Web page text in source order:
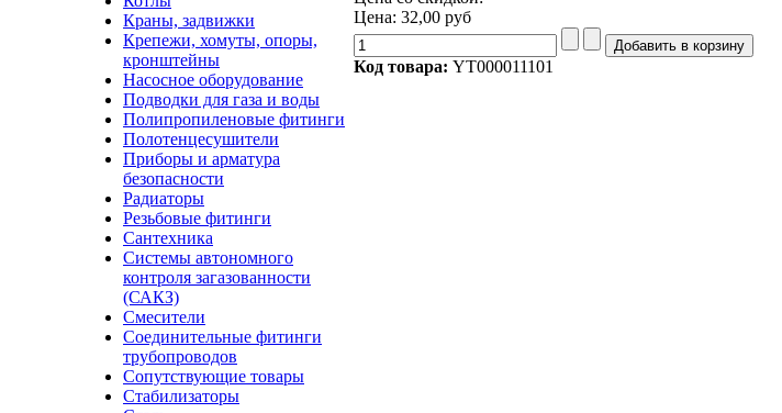
Краны, задвижки
Крепежи, хомуты, опоры,
кронштейны
Насосное оборудование
Подводки для газа и воды
Полипропиленовые фитинги
Полотенцесушители
Приборы и арматура
безопасности
Радиаторы
Резьбовые фитинги
Сантехника
Системы автономного
контроля загазованности
(САКЗ)
Смесители
Соединительные фитинги
трубопроводов
Сопутствующие товары
Стабилизаторы
Цена: 32,00 руб
Код товара: YT000011101